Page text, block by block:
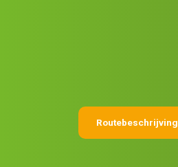
Routebeschrijving